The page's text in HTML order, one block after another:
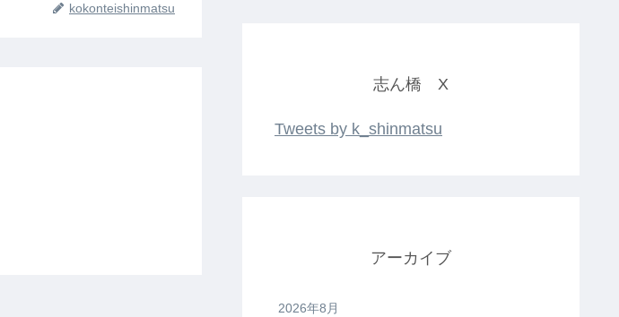
kokonteishinmatsu
志ん橋 X
Tweets by k_shinmatsu
アーカイブ
2026年8月